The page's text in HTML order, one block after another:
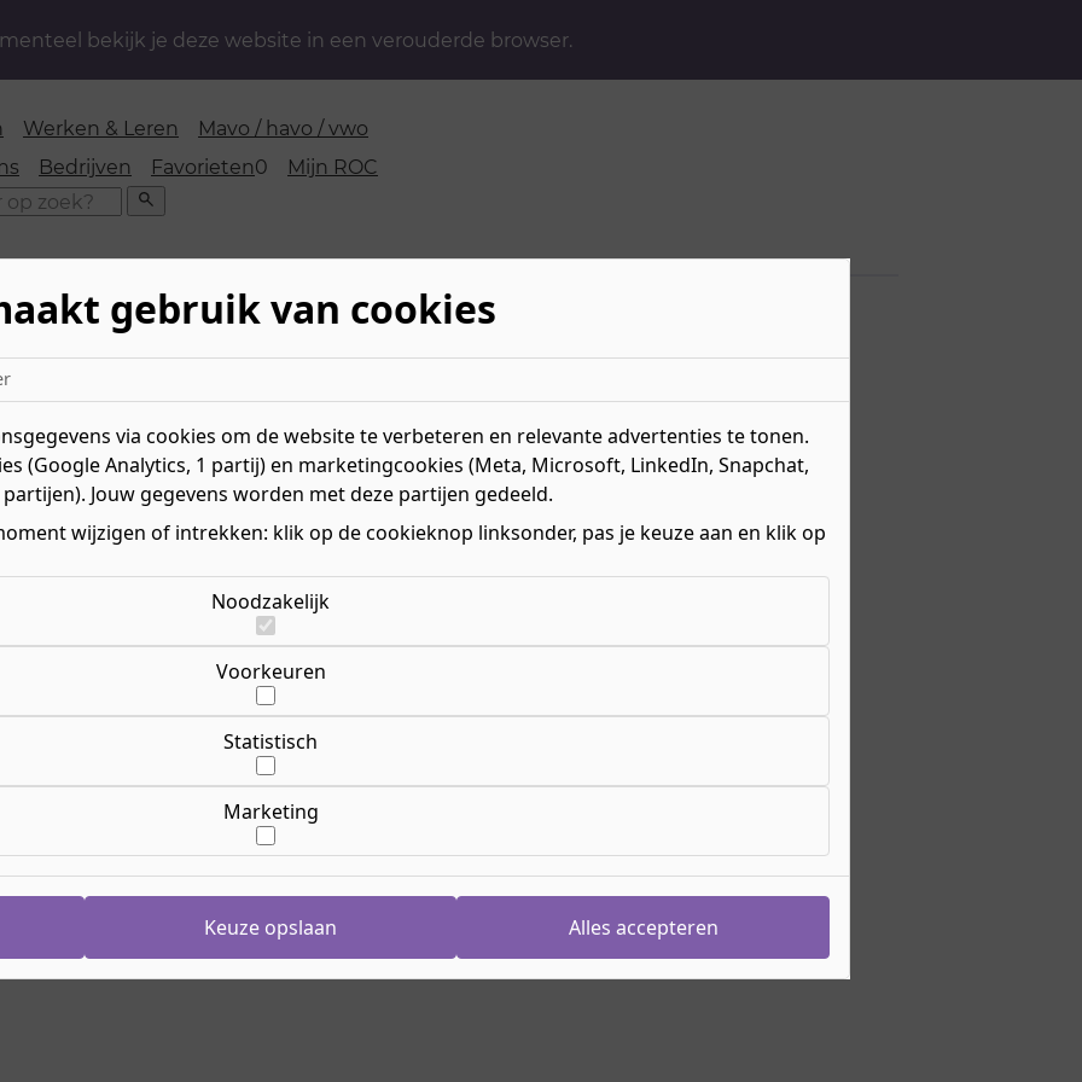
bekijk je deze website in een verouderde browser.
Werken & Leren
Mavo / havo / vwo
Bedrijven Favorieten0 favorieten
Mijn ROC
Zoeken
voor mavo, havo, vwo
havo of vwo bij vavo ROC Nijmegen.
gebruik van cookies
via cookies om de website te verbeteren en relevante advertenties te tonen.
(Google Analytics, 1 partij) en marketingcookies (Meta, Microsoft, LinkedIn, Snapchat,
Jouw gegevens worden met deze partijen gedeeld.
wijzigen of intrekken: klik op de cookieknop linksonder, pas je keuze aan en klik op
Noodzakelijk
Voorkeuren
Statistisch
Marketing
Keuze opslaan Alles accepteren